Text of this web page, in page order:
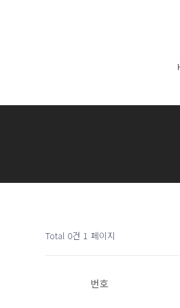
Total 0건 1 페이지
번호